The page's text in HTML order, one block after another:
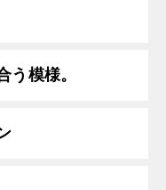
う模様。